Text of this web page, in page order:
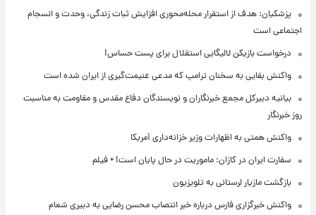
پزشکیان: هدف از استقرار محله‌محوری افزایش ثبات زندگی، وحدت و انسجام
اجتماعی است
درخواست بازیکن لالیگایی استقلال برای پست حساس!
واکنش بقایی به سخنان ترامپ که مدعی غنیمت‌گیری از ایران شده است
بیانیه دبیرکل مجمع خبرنگاران و نویسندگان دفاع مقدس و مقاومت به مناسبت
روز خبرنگار
واکنش همتی به اظهارات وزیر خزانه‌داری آمریکا
سفارت ایران در کازان: ماموریت در حال پایان است! + فیلم
بازگشت مازیار لرستانی به تلویزیون
واکنش خبرگزاری فارس درباره خبر انتصاب محسن رضایی به دبیری شعام